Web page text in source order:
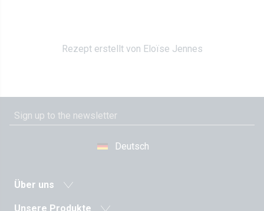
Rezept erstellt von Eloïse Jennes
Deutsch
Über uns
Neuigkeiten
Unsere Produkte